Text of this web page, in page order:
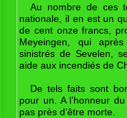
Au nombre de ces
nationale, il en est un
de cent onze francs,
Meyeingen, qui
sinistrés de Sevelen,
aide aux incendiés de
De tels faits sont
pour un. A l’honneur
pas près d’être morte.